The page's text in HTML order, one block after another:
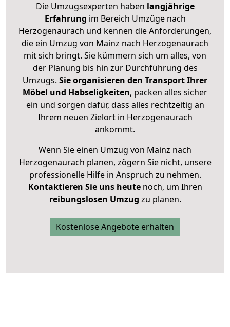
Die Umzugsexperten haben langjährige
Erfahrung im Bereich Umzüge nach
Herzogenaurach und kennen die Anforderungen,
die ein Umzug von Mainz nach Herzogenaurach
mit sich bringt. Sie kümmern sich um alles, von
der Planung bis hin zur Durchführung des
Umzugs. Sie organisieren den Transport Ihrer
Möbel und Habseligkeiten, packen alles sicher
ein und sorgen dafür, dass alles rechtzeitig an
Ihrem neuen Zielort in Herzogenaurach
ankommt.
Wenn Sie einen Umzug von Mainz nach
Herzogenaurach planen, zögern Sie nicht, unsere
professionelle Hilfe in Anspruch zu nehmen.
Kontaktieren Sie uns heutenoch, um Ihren
reibungslosen Umzug zu planen.
Kostenlose Angebote erhalten